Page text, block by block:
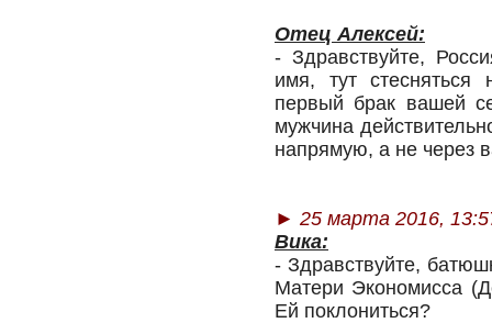
Отец Алексей:
- Здравствуйте,
имя, тут стесняться
первый брак вашей
мужчина
напрямую, а не через
► 25 марта 2016,
Вика:
- Здравствуйте,
Матери Экономисса
Ей поклониться?